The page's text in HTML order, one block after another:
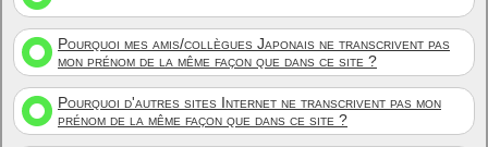
Pourquoi mes amis/collègues Japonais ne transcrivent pas
mon prénom de la même façon que dans ce site ?
Pourquoi d'autres sites Internet ne transcrivent pas mon
prénom de la même façon que dans ce site ?